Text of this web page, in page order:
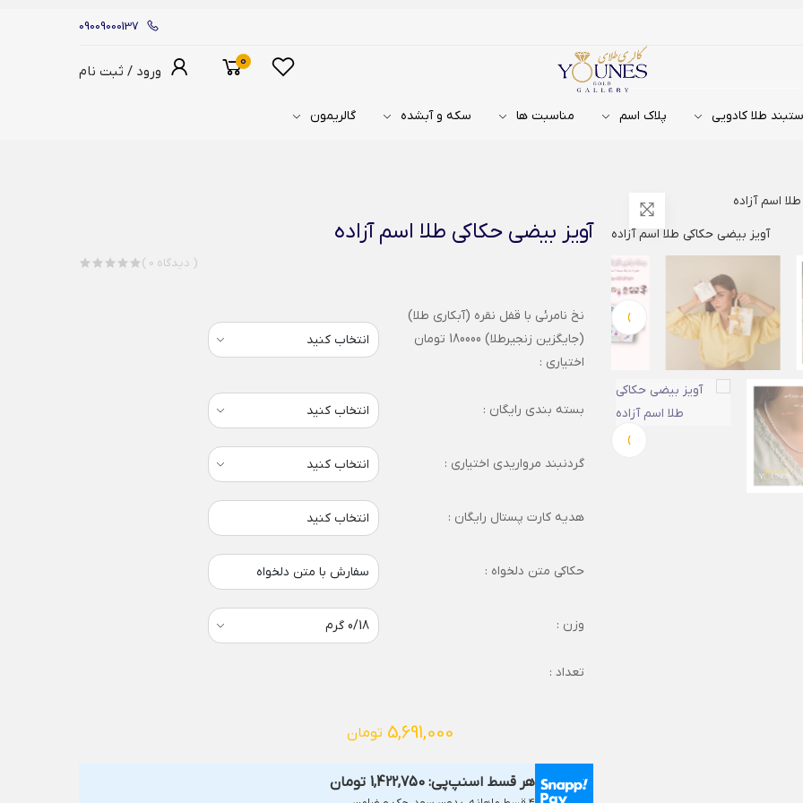
09009000137
ورود / ثبت نام
0
طلا کادویی پلاک اسم مناسبت ها سکه و آبشده گالریمون
اسم آزاده
›
›
آویز بیضی حکاکی طلا اسم آزاده
( 0 دیدگاه )
نخ نامرئی با قفل نقره (آبکاری طلا)
(جایگزین زنجیرطلا) 180000 تومان
اختیاری :
بسته بندی رایگان :
گردنبند مرواریدی اختیاری :
هدیه کارت پستال رایگان : انتخاب کنید
حکاکی متن دلخواه : سفارش با متن دلخواه
وزن :
تعداد :
5,691,000 تومان
هر قسط اسنپ‌پی: 1,422,750 تومان